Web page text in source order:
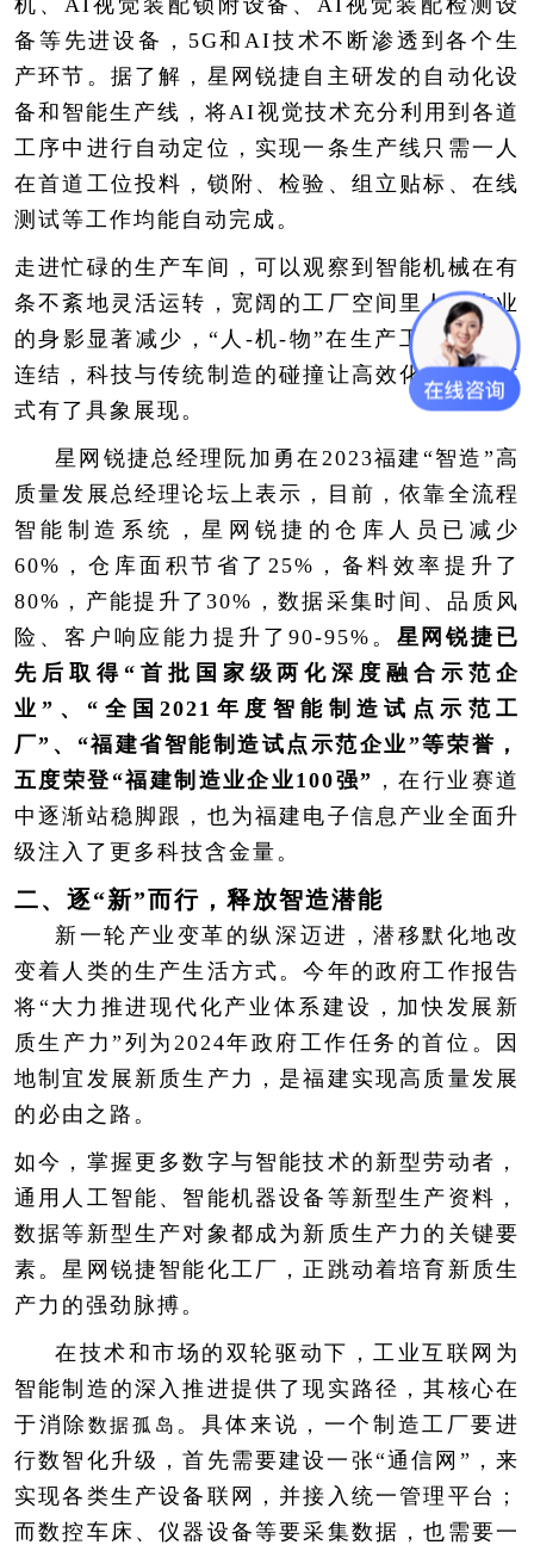
备等先进设备，5G和AI技术不断渗透到各个生
产环节。据了解，星网锐捷自主研发的自动化设
备和智能生产线，将AI视觉技术充分利用到各道
工序中进行自动定位，实现一条生产线只需一人
在首道工位投料，锁附、检验、组立贴标、在线
测试等工作均能自动完成。
走进忙碌的生产车间，可以观察到智能机械在有
条不紊地灵活运转，宽阔的工厂空间里人工作业
的身影显著减少，“人-机-物”在生产工序中有机
连结，科技与传统制造的碰撞让高效化的生产方
式有了具象展现。
星网锐捷总经理阮加勇在2023福建“智造”高
质量发展总经理论坛上表示，目前，依靠全流程
智能制造系统，星网锐捷的仓库人员已减少
60%，仓库面积节省了25%，备料效率提升了
80%，产能提升了30%，数据采集时间、品质风
险、客户响应能力提升了90-95%。 星网锐捷已
先后取得“首批国家级两化深度融合示范企
业”、“全国2021年度智能制造试点示范工
厂”、“福建省智能制造试点示范企业”等荣誉，
五度荣登“福建制造业企业100强” ，在行业赛道
中逐渐站稳脚跟，也为福建电子信息产业全面升
级注入了更多科技含金量。
二、逐“新”而行，释放智造潜能
新一轮产业变革的纵深迈进，潜移默化地改
变着人类的生产生活方式。今年的政府工作报告
将“大力推进现代化产业体系建设，加快发展新
质生产力”列为2024年政府工作任务的首位。因
地制宜发展新质生产力，是福建实现高质量发展
的必由之路。
如今，掌握更多数字与智能技术的新型劳动者，
通用人工智能、智能机器设备等新型生产资料，
数据等新型生产对象都成为新质生产力的关键要
素。星网锐捷智能化工厂，正跳动着培育新质生
产力的强劲脉搏。
在技术和市场的双轮驱动下，工业互联网为
智能制造的深入推进提供了现实路径，其核心在
于消除 数据孤岛 。具体来说，一个制造工厂要进
行数智化升级，首先需要建设一张“通信网”，来
实现各类生产设备联网，并接入统一管理平台；
而数控车床、仪器设备等要采集数据，也需要一